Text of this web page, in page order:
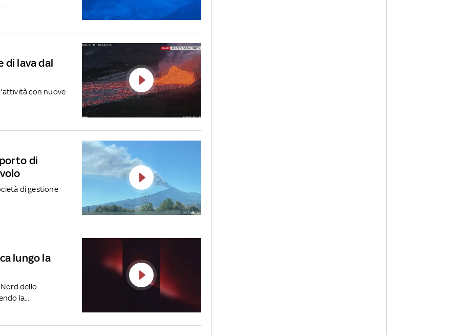
di lava dal
con nuove
di
di gestione
lungo la
dello
la...